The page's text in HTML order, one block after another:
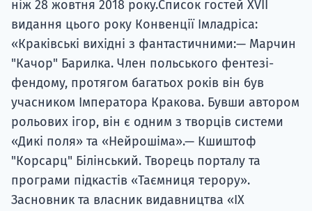
ніж 28 жовтня 2018 року.Список гостей XVII
видання цього року Конвенції Імладріса:
«Краківські вихідні з фантастичними:— Марчин
"Качор" Барилка. Член польського фентезі-
фендому, протягом багатьох років він був
учасником Імператора Кракова. Бувши автором
рольових ігор, він є одним з творців системи
«Дикі поля» та «Нейрошіма».— Кшиштоф
"Корсарц" Білінський. Творець порталу та
програми підкастів «Таємниця терору».
Засновник та власник видавництва «IX